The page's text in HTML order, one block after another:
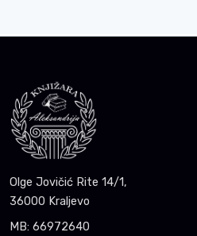
Olge Jovičić Rite 14/1,
36000 Kraljevo
MB: 66972640